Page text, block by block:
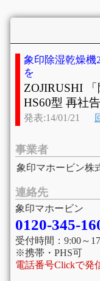
象印除湿乾燥機
を
ZOJIRUSHI
HS60型 再社
発表:14/01/21
事業者
象印マホービン株
連絡先
象印マホービン
0120-345-
受付時間：9:00～
※携帯・PHS可
電話番号Clickで発